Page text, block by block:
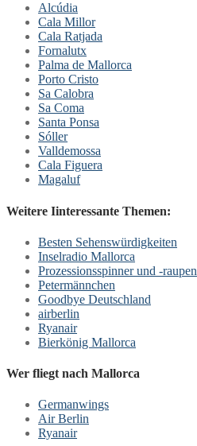
Alcúdia
Cala Millor
Cala Ratjada
Fornalutx
Palma de Mallorca
Porto Cristo
Sa Calobra
Sa Coma
Santa Ponsa
Sóller
Valldemossa
Cala Figuera
Magaluf
Weitere Iinteressante Themen:
Besten Sehenswürdigkeiten
Inselradio Mallorca
Prozessionsspinner und -raupen
Petermännchen
Goodbye Deutschland
airberlin
Ryanair
Bierkönig Mallorca
Wer fliegt nach Mallorca
Germanwings
Air Berlin
Ryanair